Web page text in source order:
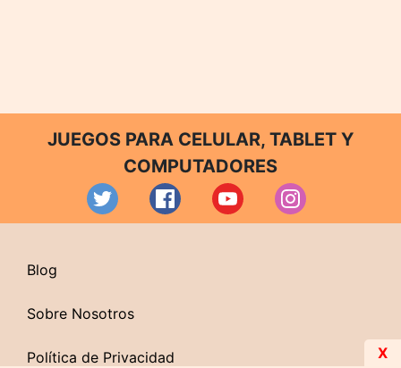
JUEGOS PARA CELULAR, TABLET Y
COMPUTADORES
Blog
Sobre Nosotros
Política de Privacidad X